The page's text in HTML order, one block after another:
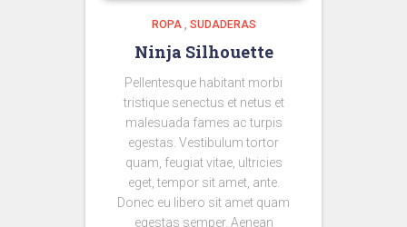
ROPA, SUDADERAS
Ninja Silhouette
Pellentesque habitant morbi
tristique senectus et netus et
malesuada fames ac turpis
egestas. Vestibulum tortor
quam, feugiat vitae, ultricies
eget, tempor sit amet, ante.
Donec eu libero sit amet quam
egestas semper. Aenean